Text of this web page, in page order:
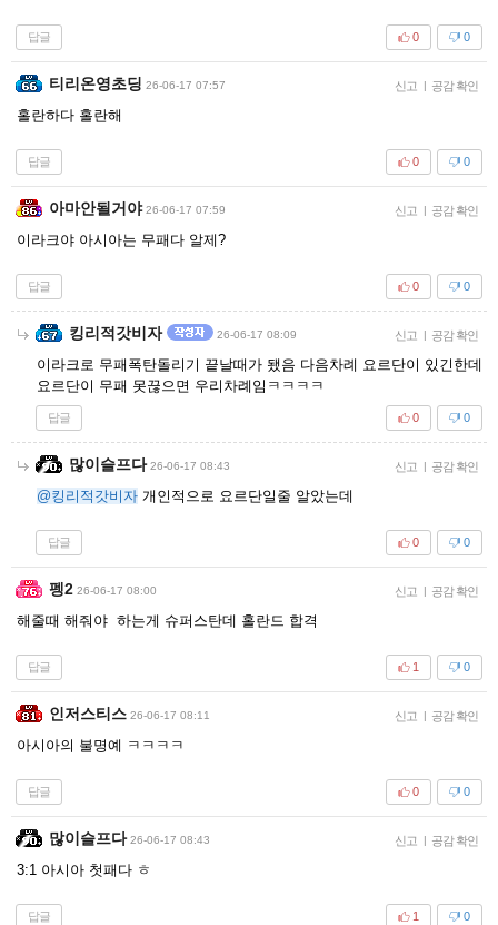
답글 0
0
티리온영초딩 26-06-17 07:57 신고 | 공감 확인
홀란하다 홀란해
답글 0
0
아마안될거야 26-06-17 07:59 신고 | 공감 확인
이라크야 아시아는 무패다 알제?
답글 0
0
킹리적갓비자 26-06-17 08:09 신고 | 공감 확인
이라크로 무패폭탄돌리기 끝날때가 됐음 다음차례 요르단이 있긴한데
요르단이 무패 못끊으면 우리차례임ㅋㅋㅋㅋ
답글 0
0
많이슬프다 26-06-17 08:43 신고 | 공감 확인
@킹리적갓비자 개인적으로 요르단일줄 알았는데
답글 0
0
펭2 26-06-17 08:00 신고 | 공감 확인
해줄때 해줘야 하는게 슈퍼스탄데 홀란드 합격
답글 0
1
인저스티스 26-06-17 08:11 신고 | 공감 확인
아시아의 불명예 ㅋㅋㅋㅋ
답글 0
0
많이슬프다 26-06-17 08:43 신고 | 공감 확인
3:1 아시아 첫패다 ㅎ
답글 0
1